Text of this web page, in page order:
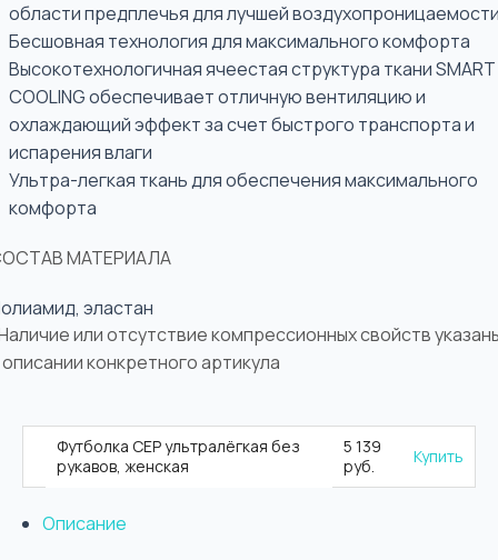
области предплечья для лучшей
Бесшовная технология для максимального комфорта
Высокотехнологичная ячеестая структура ткани SMART
COOLING обеспечивает отличную вентиляцию и
охлаждающий эффект за счет быстрого транспорта и
испарения влаги
Ультра-легкая ткань для обеспечения максимального
комфорта
МАТЕРИАЛА
эластан
или отсутствие компрессионных свойств
конкретного артикула
Футболка CEP ультралёгкая без
рукавов, женская
5 139
руб.
Купить
Описание